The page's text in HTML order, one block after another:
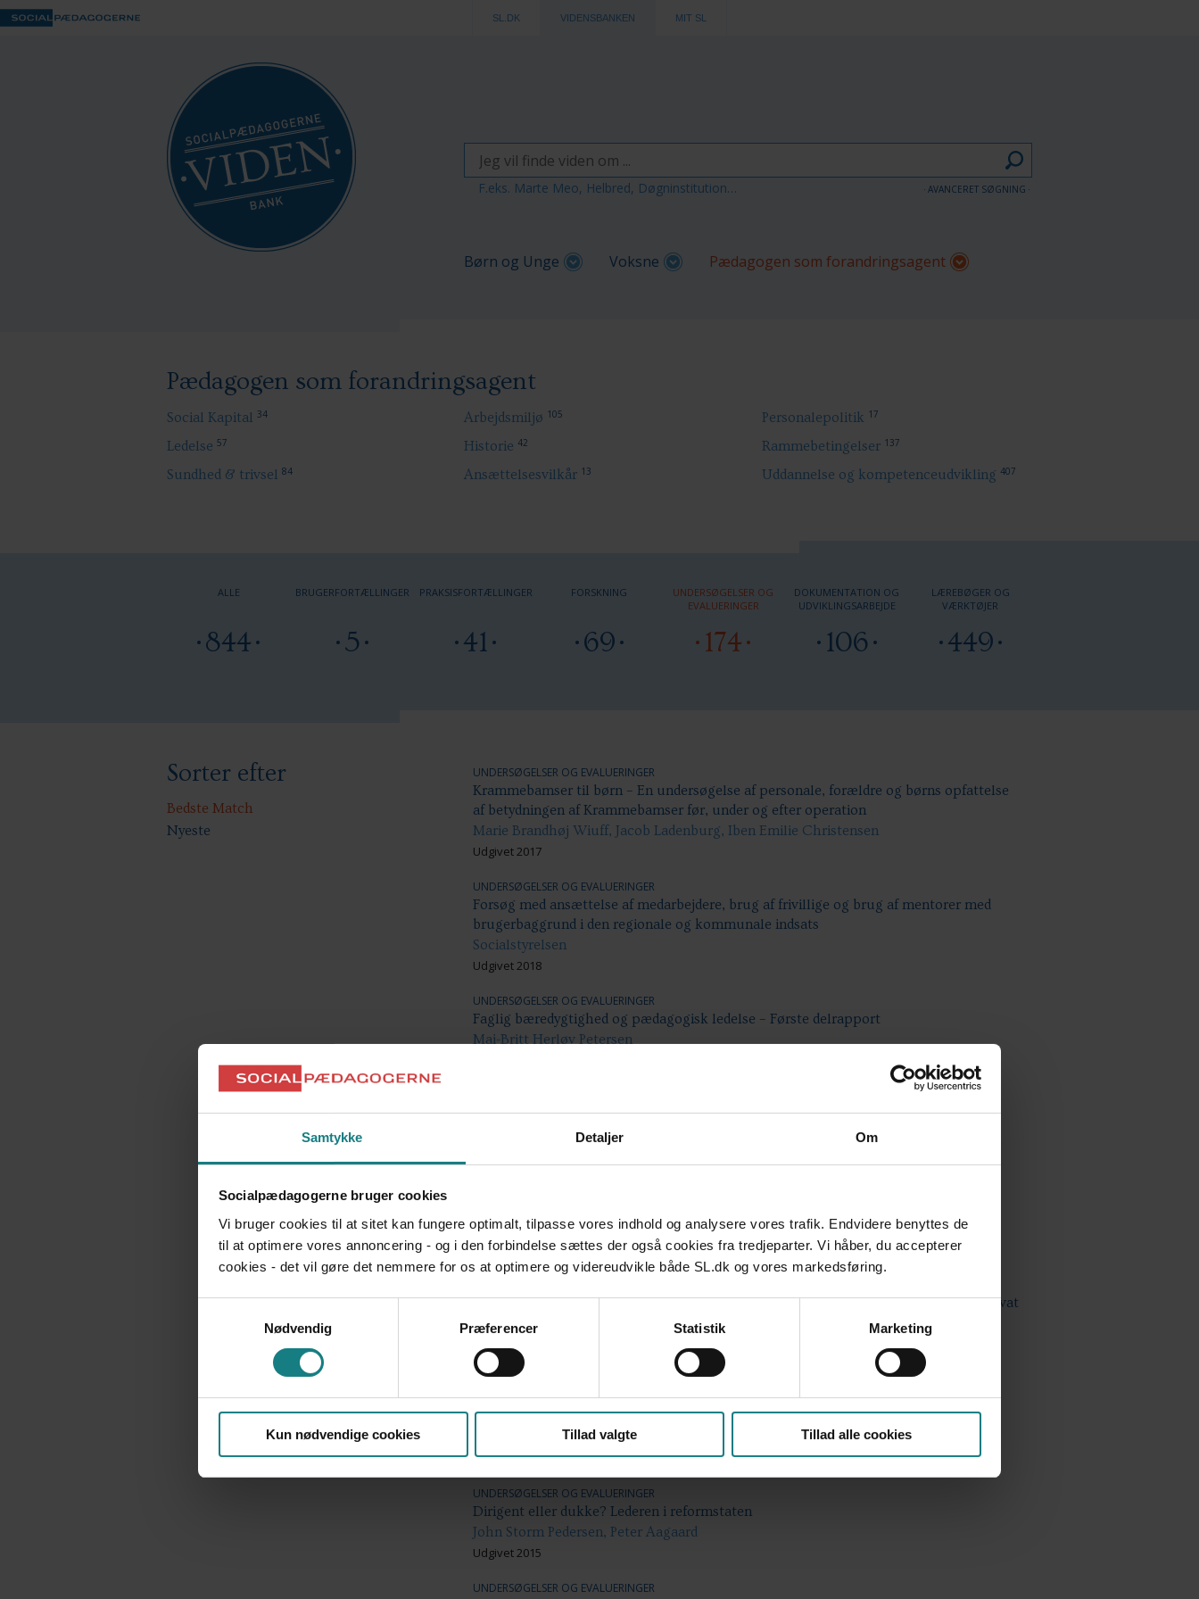
Samtykke Detaljer Om
Socialpædagogerne bruger cookies
Vi bruger cookies til at sitet kan fungere optimalt, tilpasse vores indhold og analysere vores trafik. Endvidere benyttes de
til at optimere vores annoncering - og i den forbindelse sættes der også cookies fra tredjeparter. Vi håber, du accepterer
cookies - det vil gøre det nemmere for os at optimere og videreudvikle både SL.dk og vores markedsføring.
Nødvendig
Præferencer Statistik Marketing
Kun nødvendige cookies Tillad valgte Tillad alle cookies
SL.DK VIDENSBANKEN MIT SL
F.eks. Marte Meo, Helbred, Døgninstitution… AVANCERET SØGNING
Børn og Unge Voksne Pædagogen som forandringsagent
Pædagogen som forandringsagent
Social Kapital 34
Ledelse 57
Sundhed & trivsel 84
Arbejdsmiljø 105
Historie 42
Ansættelsesvilkår 13
Personalepolitik 17
Rammebetingelser 137
Uddannelse og kompetenceudvikling 407
ALLE
844
BRUGERFORTÆLLINGER
5
PRAKSISFORTÆLLINGER
41
FORSKNING
69
UNDERSØGELSER OG
EVALUERINGER
174
DOKUMENTATION OG
UDVIKLINGSARBEJDE
106
LÆREBØGER OG
VÆRKTØJER
449
Sorter efter
Bedste Match
Nyeste
UNDERSØGELSER OG EVALUERINGER
Krammebamser til børn – En undersøgelse af personale, forældre og børns opfattelse
af betydningen af Krammebamser før, under og efter operation
Marie Brandhøj Wiuff, Jacob Ladenburg, Iben Emilie Christensen
Udgivet 2017
UNDERSØGELSER OG EVALUERINGER
Forsøg med ansættelse af medarbejdere, brug af frivillige og brug af mentorer med
brugerbaggrund i den regionale og kommunale indsats
Socialstyrelsen
Udgivet 2018
UNDERSØGELSER OG EVALUERINGER
Faglig bæredygtighed og pædagogisk ledelse – Første delrapport
Mai-Britt Herløv Petersen
Ledelsesmodeller i dagtilbud - Status fire år efter kommunalreformen
Væksthus for ledelse
Gitte Jensen
Udgivet 2009
Falcks partnerskabsmodel på sygedagpengeområdet - Evaluering af et offentligt-privat
samarbejde
Udgivet 2013
UNDERSØGELSER OG EVALUERINGER
Brobyggerne - Erfaringer fra ti projekter om ledelse af fremtidens velfærd
Udgivet 2014
UNDERSØGELSER OG EVALUERINGER
Dirigent eller dukke? Lederen i reformstaten
John Storm Pedersen, Peter Aagaard
Udgivet 2015
UNDERSØGELSER OG EVALUERINGER